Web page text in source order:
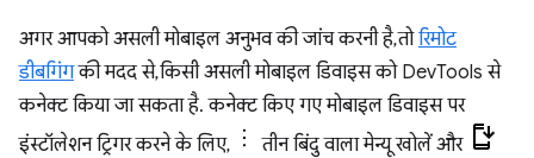
अगर आपको असली मोबाइल अनुभव की जांच करनी है, तोरिमोट
डीबगिंगकी मदद से, किसी असली मोबाइल डिवाइस को DevTools से
कनेक्ट किया जा सकता है. कनेक्ट किए गए मोबाइल डिवाइस पर
इंस्टॉलेशन ट्रिगर करने के लिए,
तीन बिंदु वाला मेन्यू खोलें और